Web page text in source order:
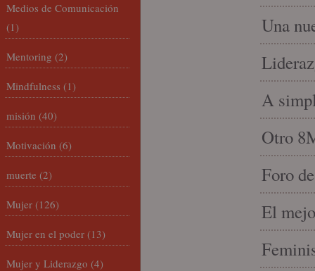
Una
A
Otro
Foro
El
Medios de Comunicación
(1)
Mentoring (2)
Mindfulness (1)
misión (40)
Motivación (6)
muerte (2)
Mujer (126)
Mujer en el poder (13)
Mujer y Liderazgo (4)